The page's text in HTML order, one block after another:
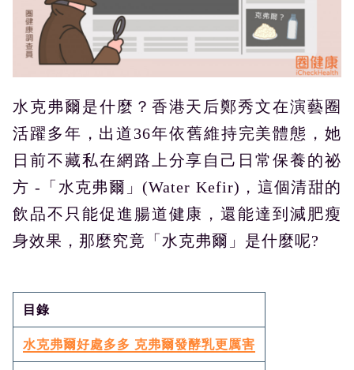
水克弗爾是什麼？香港天后鄭秀文在演藝圈
活躍多年，出道36年依舊維持完美體態，她
日前不藏私在網路上分享自己日常保養的祕
方 -「水克弗爾」(Water Kefir)，這個清甜的
飲品不只能促進腸道健康，還能達到減肥瘦
身效果，那麼究竟「水克弗爾」是什麼呢?
目錄
水克弗爾好處多多 克弗爾發酵乳更厲害